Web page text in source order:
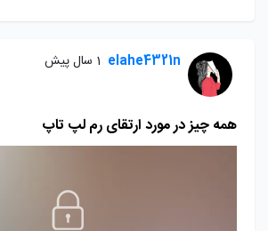
elahe4321n 1 سال پیش
همه چیز در مورد ارتقای رم لپ تاپ